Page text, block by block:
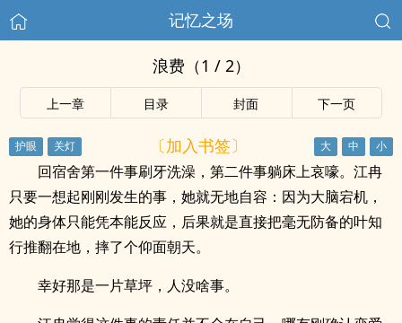
记忆之场
浪费（1 / 2）
上一章 目录 封面 下一页
〔加入书签〕
回宿舍第一件事刷牙洗澡，第二件事躺床上哀嚎。江冉
只要一想起刚刚发生的事，她就无地自容：因为大脑宕机，
她的身体只能凭本能反应，后果就是直接把毫无防备的叶知
行推翻在地，摔了个仰面朝天。
幸好那是一片草坪，人没啥事。